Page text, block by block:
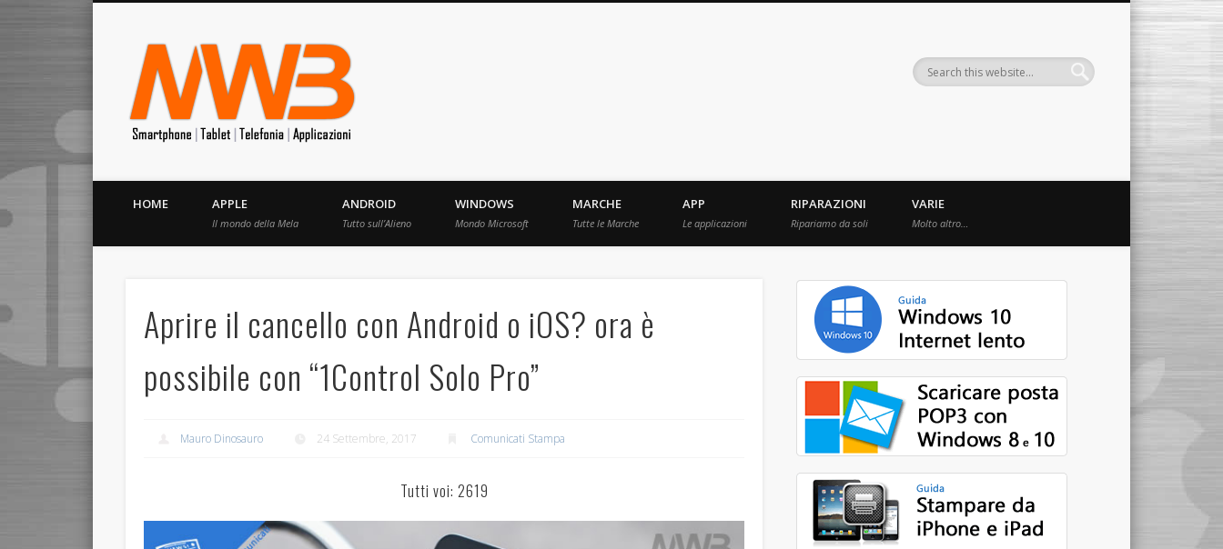
Siete appassionati di telefonia? I migliori Video, Recensioni e Prove raccolti in Rete.
HOME APPLE
Il mondo della Mela
ANDROID
Tutto sull’Alieno
WINDOWS
Mondo Microsoft
MARCHE
Tutte le Marche
APP
Le applicazioni
RIPARAZIONI
Ripariamo da soli
VARIE
Molto altro…
Aprire il cancello con Android o iOS? ora è
possibile con “1Control Solo Pro”
Mauro Dinosauro 24 Settembre, 2017 Comunicati Stampa
Tutti voi: 2619